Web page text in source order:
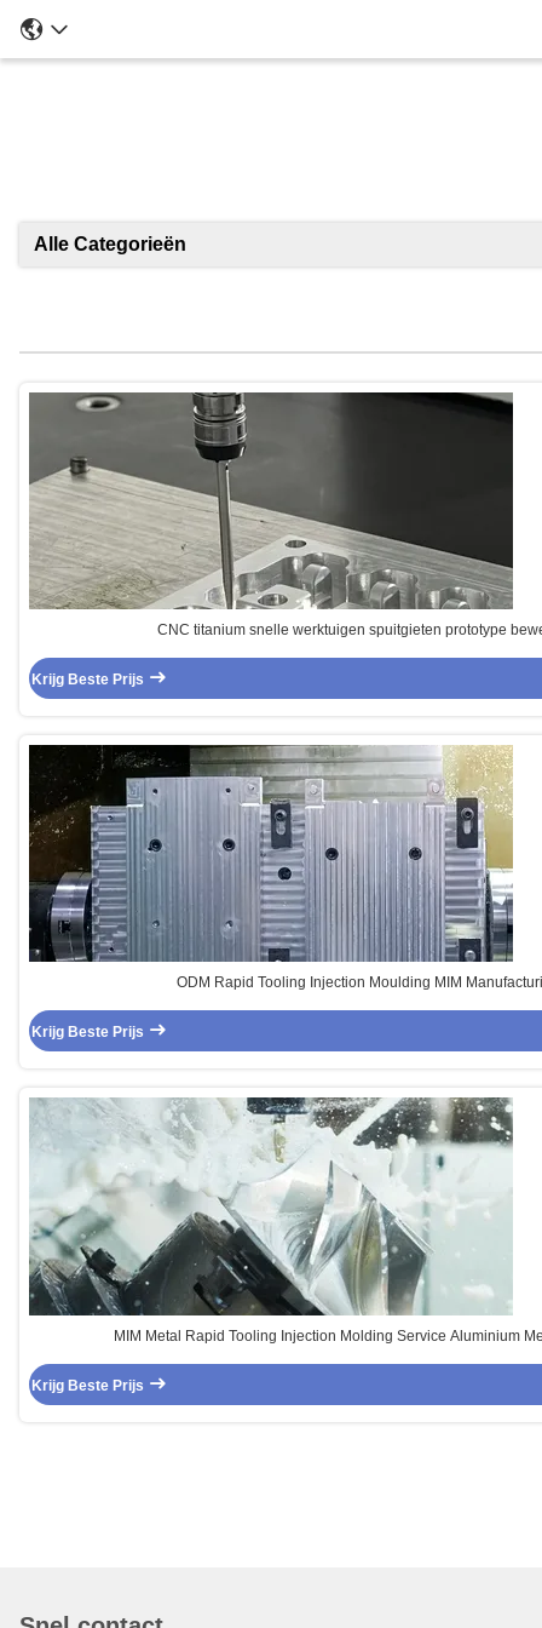
Alle Categorieën
CNC titanium snelle werktuigen spuitgieten prototype
Krijg Beste Prijs
ODM Rapid Tooling Injection Moulding MIM
Krijg Beste Prijs
MIM Metal Rapid Tooling Injection Molding Service Aluminium
Krijg Beste Prijs